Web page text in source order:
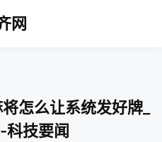
网
怎么让系统发好牌_
科技要闻